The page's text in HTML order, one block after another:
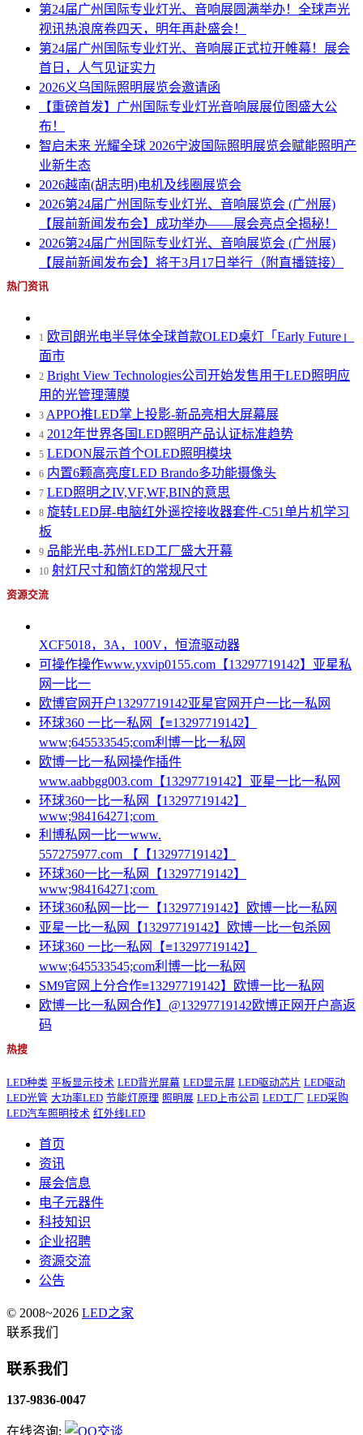
第24届广州国际专业灯光、音响展圆满举办！全球声光
视讯热浪席卷四天，明年再赴盛会！
第24届广州国际专业灯光、音响展正式拉开帷幕！展会
首日，人气见证实力
2026义乌国际照明展览会邀请函
【重磅首发】广州国际专业灯光音响展展位图盛大公
布！
智启未来 光耀全球 2026宁波国际照明展览会赋能照明产
业新生态
2026越南(胡志明)电机及线圈展览会
2026第24届广州国际专业灯光、音响展览会 (广州展)
【展前新闻发布会】成功举办——展会亮点全揭秘！
2026第24届广州国际专业灯光、音响展览会 (广州展)
【展前新闻发布会】将于3月17日举行（附直播链接）
热门资讯
1 欧司朗光电半导体全球首款OLED桌灯「Early Future」
面市
2 Bright View Technologies公司开始发售用于LED照明应
用的光管理薄膜
3 APPO推LED掌上投影-新品亮相大屏幕展
4 2012年世界各国LED照明产品认证标准趋势
5 LEDON展示首个OLED照明模块
6 内置6颗高亮度LED Brando多功能摄像头
7 LED照明之IV,VF,WF,BIN的意思
8 旋转LED屏-电脑红外遥控接收器套件-C51单片机学习
板
9 品能光电-苏州LED工厂盛大开幕
10 射灯尺寸和筒灯的常规尺寸
资源交流
XCF5018，3A，100V，恒流驱动器
可操作操作www.yxvip0155.com【13297719142】亚星私
网一比一
欧博官网开户13297719142亚星官网开户一比一私网
环球360 一比一私网【≡13297719142】
www;645533545;com利博一比一私网
欧博一比一私网操作插件
www.aabbgg003.com【13297719142】亚星一比一私网
环球360一比一私网【13297719142】
www;984164271;com
利博私网一比一www.
557275977.com 【【13297719142】
环球360一比一私网【13297719142】
www;984164271;com
环球360私网一比一【13297719142】欧博一比一私网
亚星一比一私网【13297719142】欧博一比一包杀网
环球360 一比一私网【≡13297719142】
www;645533545;com利博一比一私网
SM9官网上分合作≡13297719142】欧博一比一私网
欧博一比一私网合作】@13297719142欧博正网开户高返
码
热搜
LED种类 平板显示技术 LED背光屏幕 LED显示屏 LED驱动芯片 LED驱动
LED光管 大功率LED 节能灯原理 照明展 LED上市公司 LED工厂
LED采购
LED汽车照明技术 红外线LED
首页
资讯
展会信息
电子元器件
科技知识
企业招聘
资源交流
公告
© 2008~2026 LED之家
联系我们
联系我们
137-9836-0047
在线咨询: